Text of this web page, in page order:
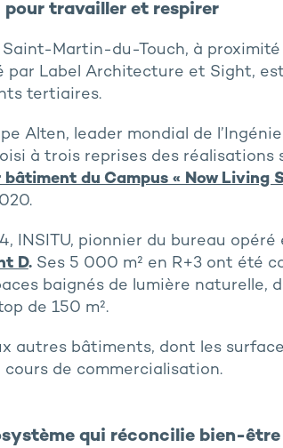
pour travailler et respirer
Martin-du-Touch, à proximité
par Label Architecture et Sight,
tertiaires.
Alten, leader mondial de
à trois reprises des réalisations
bâtiment du Campus « Now Living
INSITU, pionnier du bureau opéré
D. Ses 5 000 m² en R+3 ont été
baignés de lumière naturelle,
de 150 m².
autres bâtiments, dont les
cours de commercialisation.
qui réconcilie bien-